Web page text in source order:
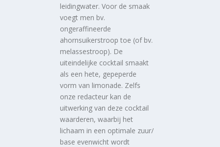
leidingwater. Voor de smaak
voegt men bv.
ongeraffineerde
ahornsuikerstroop toe (of bv.
melassestroop). De
uiteindelijke cocktail smaakt
als een hete, gepeperde
vorm van limonade. Zelfs
onze redacteur kan de
uitwerking van deze cocktail
waarderen, waarbij het
lichaam in een optimale zuur/
base evenwicht wordt